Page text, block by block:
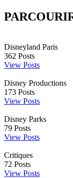
Disneyland Paris
362 Posts
View Posts
Disney Productions
173 Posts
View Posts
Disney Parks
79 Posts
View Posts
Critiques
72 Posts
View Posts